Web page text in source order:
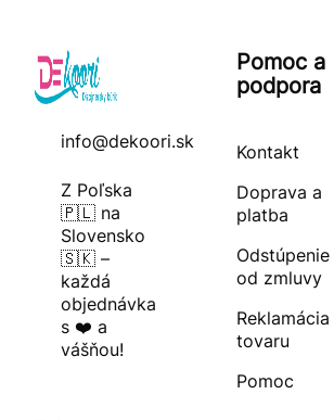
info@dekoori.sk
Z Poľska
🇵🇱 na
Slovensko
🇸🇰 –
každá
objednávka
s ❤️ a
vášňou!
Pomoc a
podpora
Kontakt
Doprava a
platba
Odstúpenie
od zmluvy
Reklamácia
tovaru
Pomoc